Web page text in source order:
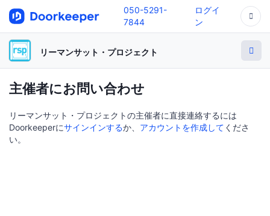
050-5291-
7844
ログイ
ン
リーマンサット・プロジェクト
主催者にお問い合わせ
リーマンサット・プロジェクトの主催者に直接連絡するには
Doorkeeperにサインインするか、 アカウントを作成して くださ
い。